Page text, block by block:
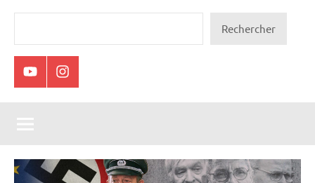
Henry
de
Lesquen
Rechercher
YoutubeInstagram